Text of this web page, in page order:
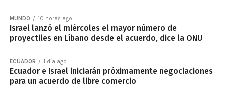
MUNDO 10 horas ago
Israel lanzó el miércoles el mayor número de
proyectiles en Líbano desde el acuerdo, dice la ONU
ECUADOR 1 día ago
Ecuador e Israel iniciarán próximamente negociaciones
para un acuerdo de libre comercio